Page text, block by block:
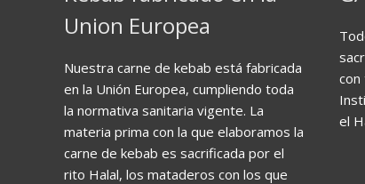
Union Europea
Nuestra carne de kebab está fabricada
en la Unión Europea, cumpliendo toda
la normativa sanitaria vigente. La
materia prima con la que elaboramos la
carne de kebab es sacrificada por el
rito Halal, los mataderos con los que
con
el